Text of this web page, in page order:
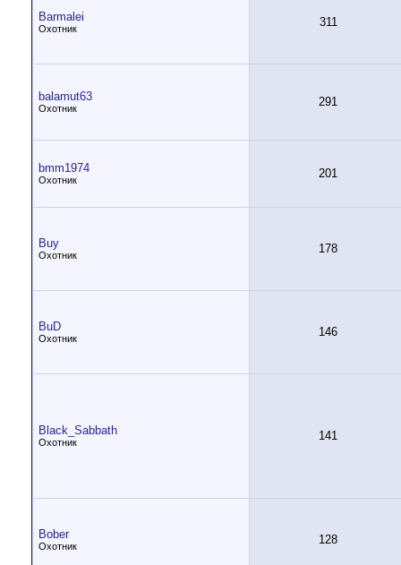
Barmalei
Охотник 311
balamut63
Охотник 291
bmm1974
Охотник 201
Buy
Охотник 178
BuD
Охотник 146
Black_Sabbath
Охотник 141
Bober
Охотник 128